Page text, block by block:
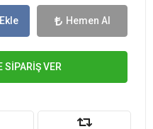
Hemen Al
SİPARİŞ VER